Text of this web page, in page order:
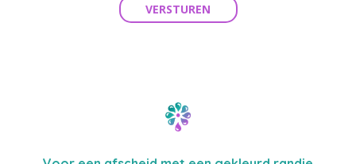
VERSTUREN